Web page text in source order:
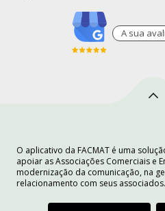
A sua
O aplicativo da FACMAT é uma
apoiar as Associações Comerciais e
modernização da comunicação, na
relacionamento com seus associados.